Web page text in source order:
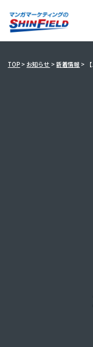
TOP > お知らせ >新着情報 >